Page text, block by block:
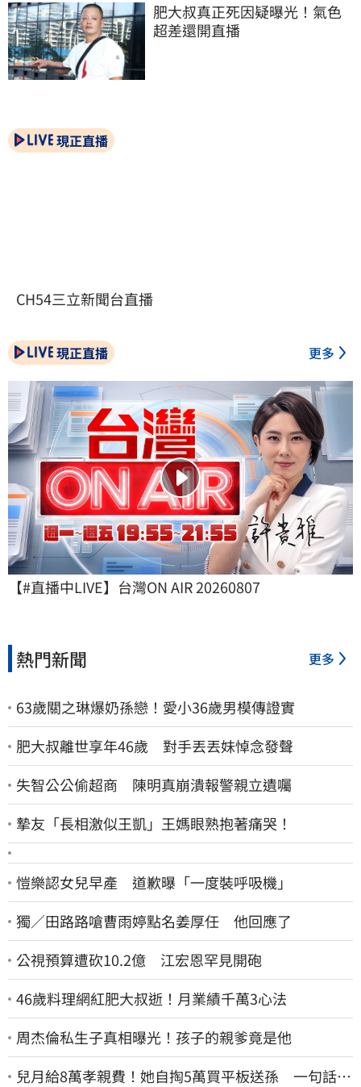
肥大叔真正死因疑曝光！氣色
超差還開直播
現正直播
CH54三立新聞台直播
現正直播 更多
【#直播中LIVE】台灣ON AIR 20260807
熱門新聞 更多
63歲關之琳爆奶孫戀！愛小36歲男模傳證實
肥大叔離世享年46歲 對手丟丟妹悼念發聲
失智公公偷超商 陳明真崩潰報警親立遺囑
摯友「長相激似王凱」王媽眼熟抱著痛哭！
愷樂認女兒早產 道歉曝「一度裝呼吸機」
獨／田路路嗆曹雨婷點名姜厚任 他回應了
公視預算遭砍10.2億 江宏恩罕見開砲
46歲料理網紅肥大叔逝！月業績千萬3心法
周杰倫私生子真相曝光！孩子的親爹竟是他
兒月給8萬孝親費！她自掏5萬買平板送孫 一句話愣